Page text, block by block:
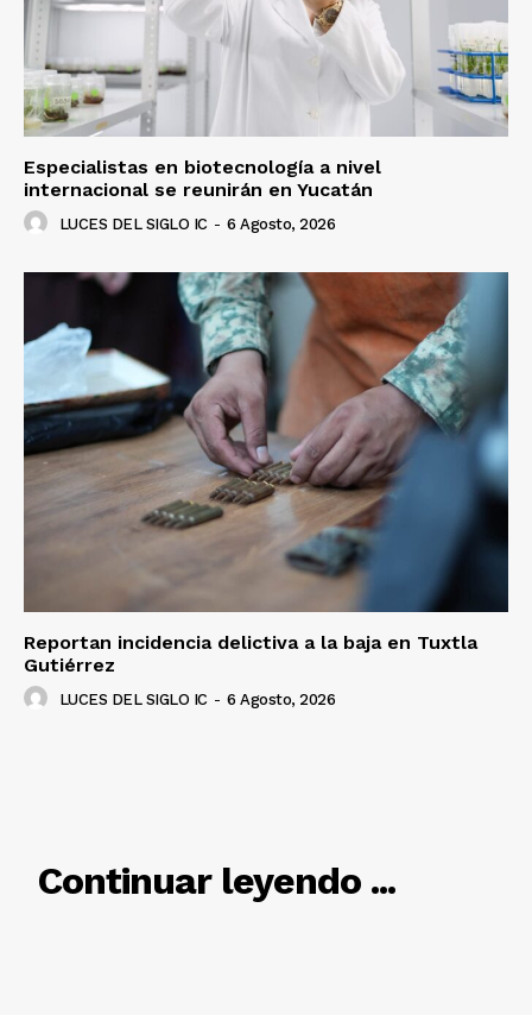
Especialistas en biotecnología a nivel
internacional se reunirán en Yucatán
LUCES DEL SIGLO IC - 6 Agosto, 2026
Reportan incidencia delictiva a la baja en Tuxtla
Gutiérrez
LUCES DEL SIGLO IC - 6 Agosto, 2026
Continuar leyendo ...
RELACIONADO